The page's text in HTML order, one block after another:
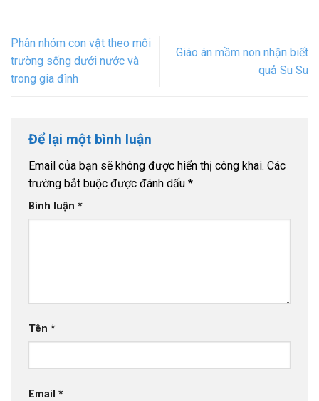
Phân nhóm con vật theo môi
trường sống dưới nước và
trong gia đình
Giáo án mầm non nhận biết
quả Su Su
Để lại một bình luận
Email của bạn sẽ không được hiển thị công khai. Các
trường bắt buộc được đánh dấu *
Bình luận *
Tên *
Email *